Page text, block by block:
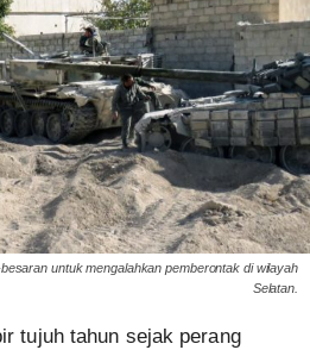
untuk mengalahkan pemberontak di wilayah
Selatan.
tujuh tahun sejak perang